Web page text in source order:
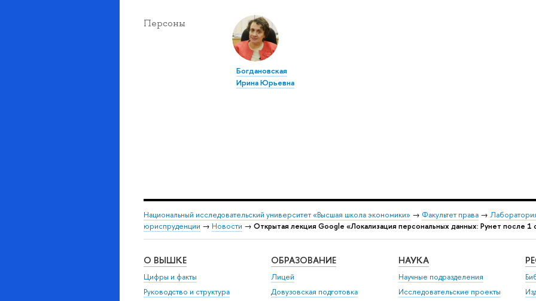
Персоны
Богдановская
Ирина Юрьевна
Национальный исследовательский университет «Высшая школа экономики» → Факультет права →
юриспруденции → Новости → Открытая лекция Google «Локализация персональных данных: Рунет после 1
О ВЫШКЕ
Цифры и факты
Руководство и структура
ОБРАЗОВАНИЕ
Лицей
Довузовская подготовка
НАУКА
Научные подразделения
Исследовательские проекты